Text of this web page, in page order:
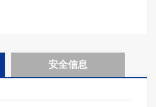
安全信息